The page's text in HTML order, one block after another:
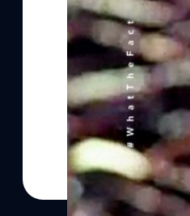
ต้นฉบับของนิยาย The Great
การสร้างสรรค์ แต่ก็มีการรายง
สิบปี ซึ่งย้อนกลับไปเมื่อปี
โทรทัศน์ โดย…